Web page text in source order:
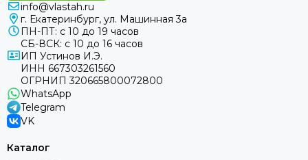
info@vlastah.ru
г. Екатеринбург, ул. Машинная 3а
ПН-ПТ: с 10 до 19 часов
СБ-ВСК: с 10 до 16 часов
ИП Устинов И.Э.
ИНН 667303261560
ОГРНИП 320665800072800
WhatsApp
Telegram
VK
Каталог